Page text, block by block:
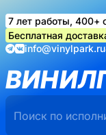
7 лет работы, 400+
Бесплатная
info@vinylpark.ru